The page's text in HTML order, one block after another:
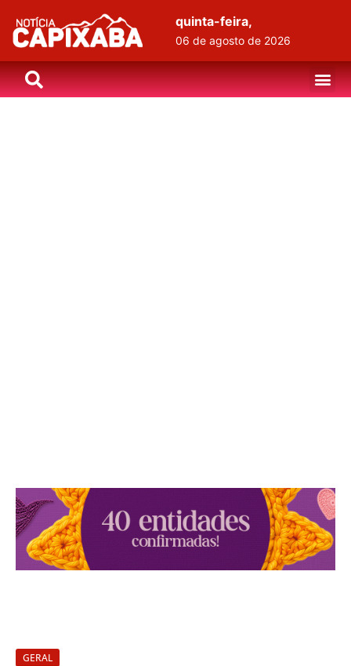
quinta-feira,
06 de agosto de 2026
GERAL